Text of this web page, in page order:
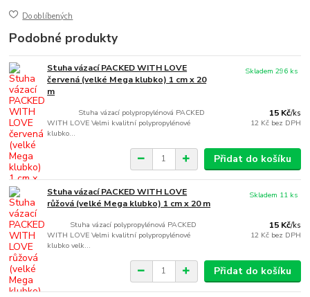
Do oblíbených
Podobné produkty
Stuha vázací PACKED WITH LOVE
červená (velké Mega klubko) 1 cm x 20
m
Stuha vázací polypropylénová PACKED
WITH LOVE Velmi kvalitní polypropylénové
klubko...
15 Kč/ks
12 Kč bez DPH
Skladem 296 ks
Přidat do košíku
Stuha vázací PACKED WITH LOVE
růžová (velké Mega klubko) 1 cm x 20 m
Stuha vázací polypropylénová PACKED
WITH LOVE Velmi kvalitní polypropylénové
klubko velk...
15 Kč/ks
12 Kč bez DPH
Skladem 11 ks
Přidat do košíku